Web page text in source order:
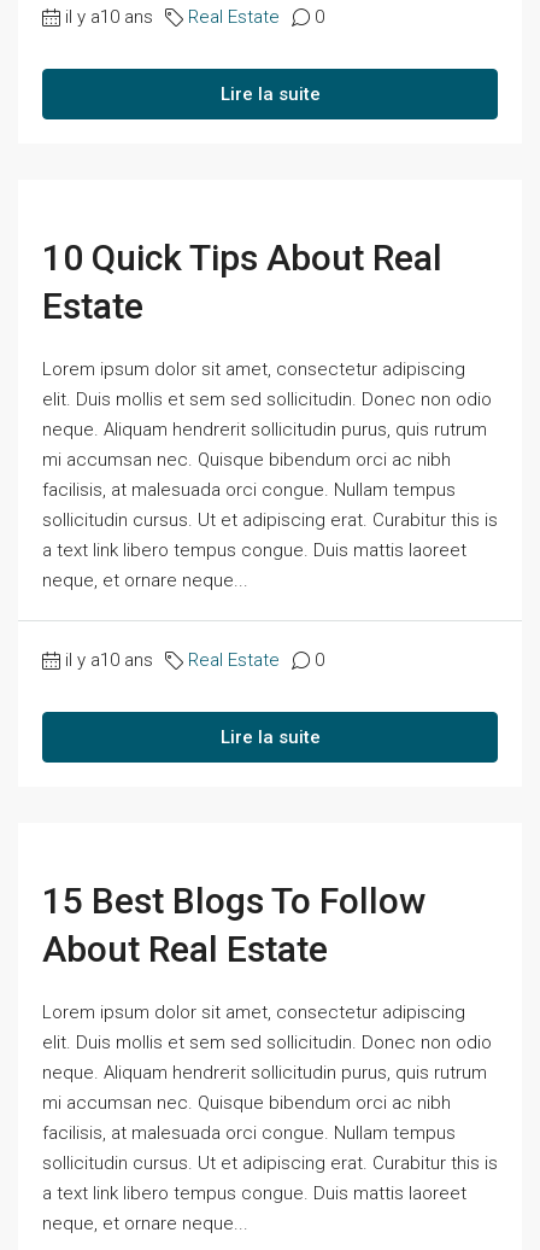
il y a10 ans Real Estate 0
Lire la suite
10 Quick Tips About Real
Estate
Lorem ipsum dolor sit amet, consectetur adipiscing
elit. Duis mollis et sem sed sollicitudin. Donec non odio
neque. Aliquam hendrerit sollicitudin purus, quis rutrum
mi accumsan nec. Quisque bibendum orci ac nibh
facilisis, at malesuada orci congue. Nullam tempus
sollicitudin cursus. Ut et adipiscing erat. Curabitur this is
a text link libero tempus congue. Duis mattis laoreet
neque, et ornare neque...
il y a10 ans Real Estate 0
Lire la suite
15 Best Blogs To Follow
About Real Estate
Lorem ipsum dolor sit amet, consectetur adipiscing
elit. Duis mollis et sem sed sollicitudin. Donec non odio
neque. Aliquam hendrerit sollicitudin purus, quis rutrum
mi accumsan nec. Quisque bibendum orci ac nibh
facilisis, at malesuada orci congue. Nullam tempus
sollicitudin cursus. Ut et adipiscing erat. Curabitur this is
a text link libero tempus congue. Duis mattis laoreet
neque, et ornare neque...